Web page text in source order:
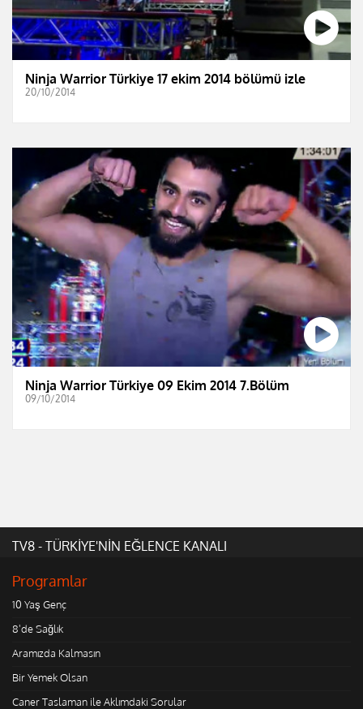
Ninja Warrior Türkiye 17 ekim 2014 bölümü izle
20/10/2014
Ninja Warrior Türkiye 09 Ekim 2014 7.Bölüm
09/10/2014
TV8 - TÜRKİYE'NİN EĞLENCE KANALI
Programlar
10 Yaş Genç
8'de Sağlık
Aramızda Kalmasın
Bir Yemek Olsan
Caner Taslaman ile Aklımdaki Sorular